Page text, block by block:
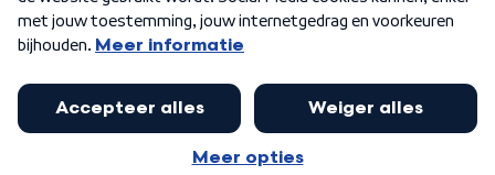
Algemene voorwaarden